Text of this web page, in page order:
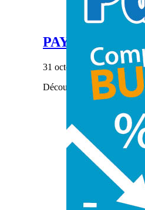
Aide à
PAYS’ÂGES #28
31 octobre 2023|
Découvrez notre dernier